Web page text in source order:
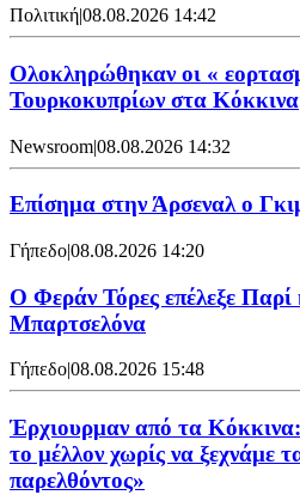
Πολιτική|08.08.2026 14:42
Ολοκληρώθηκαν οι «
Τουρκοκυπρίων στα Κόκκινα
Newsroom|08.08.2026 14:32
Επίσημα στην Άρσεναλ ο
Γήπεδο|08.08.2026 14:20
Ο Φεράν Τόρες επέλεξε Παρί
Μπαρτσελόνα
Γήπεδο|08.08.2026 15:48
Έρχιουρμαν από τα
το μέλλον χωρίς να ξεχνάμε
παρελθόντος»